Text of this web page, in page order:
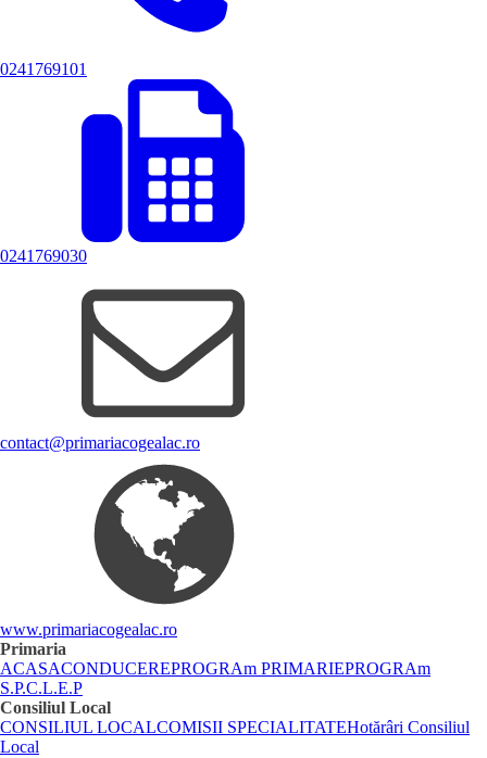
0241769101
0241769030
contact@primariacogealac.ro
www.primariacogealac.ro
Primaria
ACASACONDUCEREPROGRAm PRIMARIEPROGRAm
S.P.C.L.E.P
Consiliul Local
CONSILIUL LOCALCOMISII SPECIALITATEHotărâri Consiliul
Local